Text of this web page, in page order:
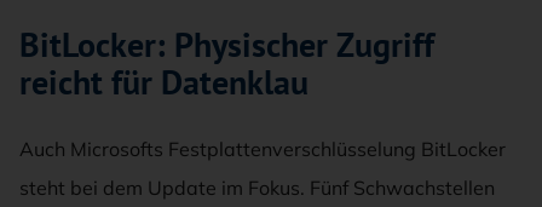
BitLocker: Physischer Zugriff
reicht für Datenklau
Auch Microsofts Festplattenverschlüsselung BitLocker
steht bei dem Update im Fokus. Fünf Schwachstellen